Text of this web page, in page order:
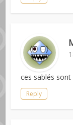
ces sablés
Reply